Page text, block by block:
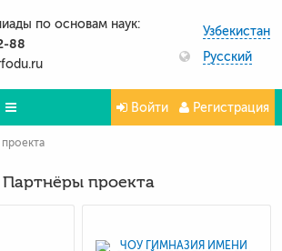
по основам наук:
88
Узбекистан
Русский
Войти Регистрация
проекта
Партнёры проекта